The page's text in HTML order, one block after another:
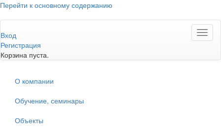
Перейти к основному содержанию
Вход
Регистрация
Корзина пуста.
О компании
Обучение, семинары
Объекты